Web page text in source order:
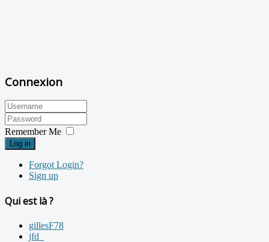
Connexion
Remember Me
Log in
Forgot Login?
Sign up
Qui est là ?
gillesF78
jfd_